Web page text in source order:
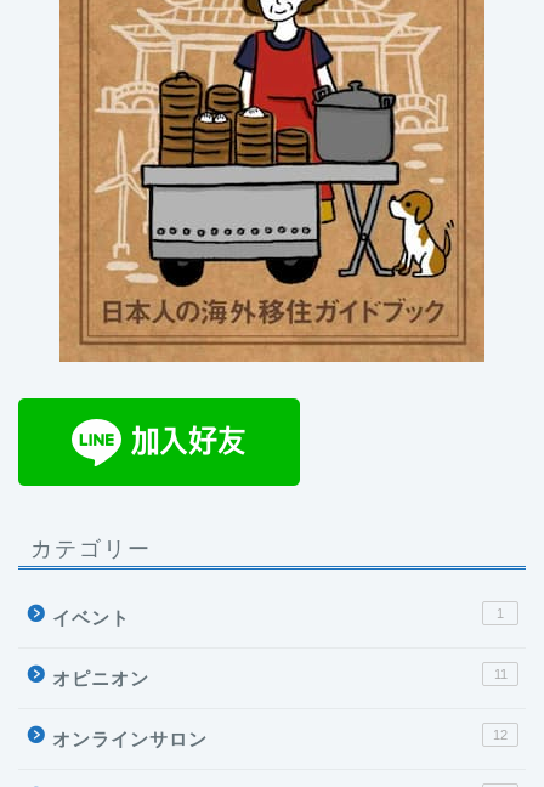
カテゴリー
イベント 1
オピニオン 11
オンラインサロン 12